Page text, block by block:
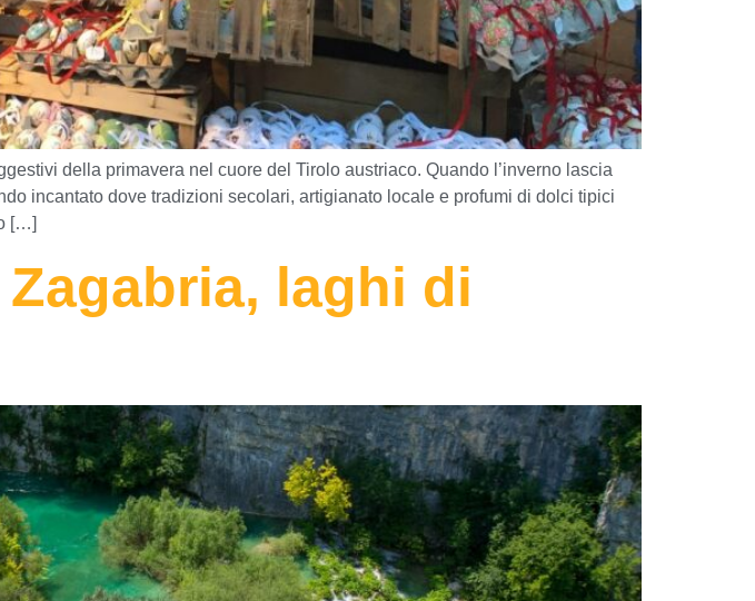
della primavera nel cuore del Tirolo austriaco. Quando l’inverno lascia
incantato dove tradizioni secolari, artigianato locale e profumi di dolci tipici
[…]
Zagabria, laghi di